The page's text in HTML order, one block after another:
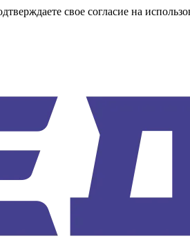
свое согласие на